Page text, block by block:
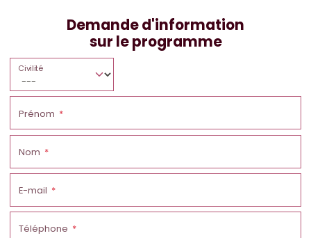
Demande d'information
sur le programme
Civilité
Prénom
Nom
E-mail
Téléphone